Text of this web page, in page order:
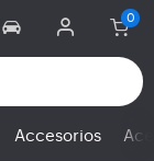
Accesorios